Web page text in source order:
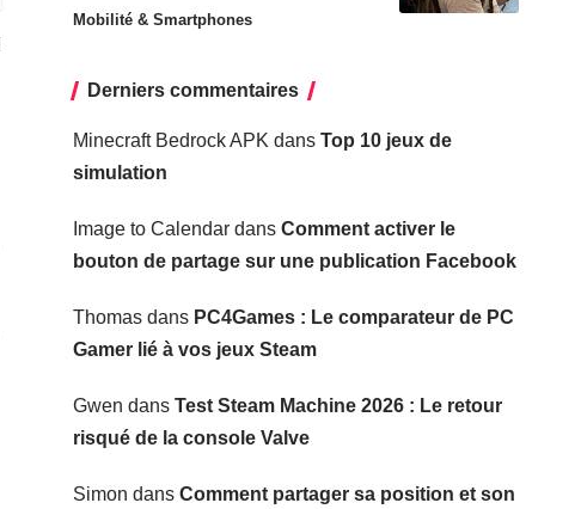
Mobilité & Smartphones
Derniers commentaires
Minecraft Bedrock APK dans Top 10 jeux de
simulation
Image to Calendardans Comment activer le
bouton de partage sur une publication Facebook
Thomasdans PC4Games : Le comparateur de PC
Gamer lié à vos jeux Steam
Gwen dans Test Steam Machine 2026 : Le retour
risqué de la console Valve
Simon dans Comment partager sa position et son